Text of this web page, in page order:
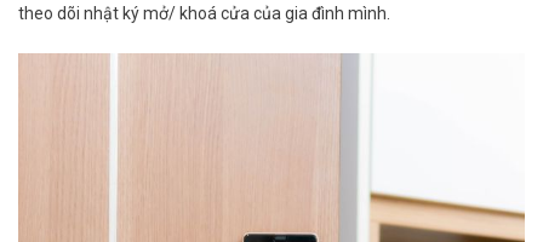
theo dõi nhật ký mở/ khoá cửa của gia đình mình.